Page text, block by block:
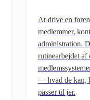
At drive en
medlemmer,
administration.
rutinearbejdet af
— hvad de kan,
passer til jer.